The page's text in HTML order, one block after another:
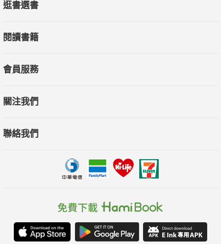
逛書選書
閱讀書籍
會員服務
關注我們
聯絡我們